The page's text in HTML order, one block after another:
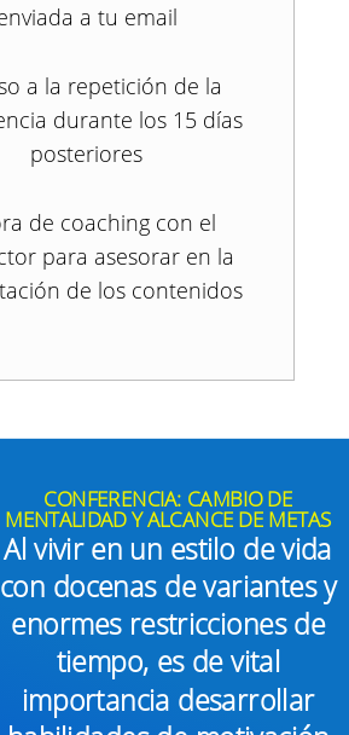
a tu email
a la repetición de la
durante los 15 días
posteriores
de coaching con el
para asesorar en la
de los contenidos
CONFERENCIA: CAMBIO DE
MENTALIDAD Y ALCANCE DE METAS
Al vivir en un estilo de vida
con docenas de variantes y
enormes restricciones de
tiempo, es de vital
importancia desarrollar